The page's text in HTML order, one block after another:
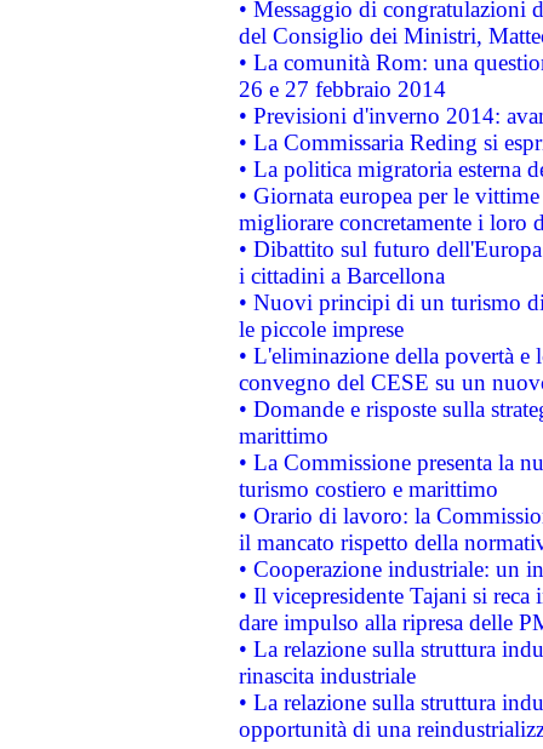
• Messaggio di congratulazioni
del Consiglio dei Ministri,
• La comunità Rom: una
26 e 27 febbraio 2014
• Previsioni d'inverno 2014:
• La Commissaria Reding si
• La politica migratoria esterna
• Giornata europea per le
migliorare concretamente i loro
• Dibattito sul futuro
i cittadini a Barcellona
• Nuovi principi di un turismo
le piccole imprese
• L'eliminazione della povertà
convegno del CESE su un
• Domande e risposte sulla
marittimo
• La Commissione presenta la
turismo costiero e marittimo
• Orario di lavoro: la
il mancato rispetto della
• Cooperazione industriale: un
• Il vicepresidente Tajani si
dare impulso alla ripresa delle
• La relazione sulla struttura
rinascita industriale
• La relazione sulla struttura
opportunità di una